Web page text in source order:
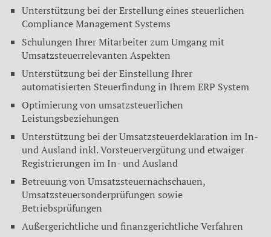
Unterstützung bei der Erstellung eines steuerlichen
Compliance Management Systems
Schulungen Ihrer Mitarbeiter zum Umgang mit
Umsatzsteuerrelevanten Aspekten
Unterstützung bei der Einstellung Ihrer
automatisierten Steuerfindung in Ihrem ERP System
Optimierung von umsatzsteuerlichen
Leistungsbeziehungen
Unterstützung bei der Umsatzsteuerdeklaration im In-
und Ausland inkl. Vorsteuervergütung und etwaiger
Registrierungen im In- und Ausland
Betreuung von Umsatzsteuernachschauen,
Umsatzsteuersonderprüfungen sowie
Betriebsprüfungen
Außergerichtliche und finanzgerichtliche Verfahren